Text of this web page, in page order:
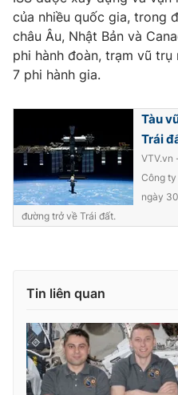
VTV Sức khoẻ
Thị trường 24h
VTV9
Liên hệ tòa soạn
Theo dõi báo trên
của nhiều quốc gia, trong
châu Âu, Nhật Bản và
phi hành đoàn, trạm vũ
7 phi hành gia.
Tàu
Trái
VTV.vn
Công
ngày
đường trở về Trái đất.
Tin liên quan